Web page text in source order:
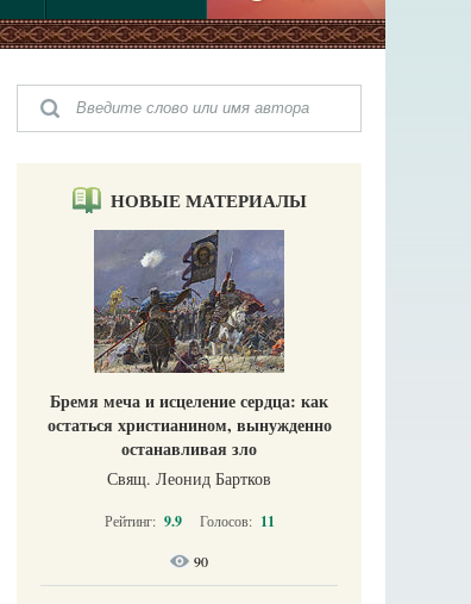
НОВЫЕ МАТЕРИАЛЫ
Бремя меча и исцеление сердца: как
остаться христианином, вынужденно
останавливая зло
Свящ. Леонид Бартков
Рейтинг: 9.9 Голосов: 11
90